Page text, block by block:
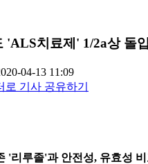
'ALS치료제' 1/2a상 돌입
04-13 11:09
로 기사 공유하기
'리루졸'과 안전성, 유효성 비